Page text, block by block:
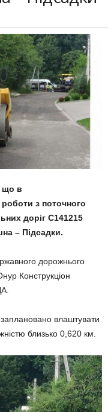
що в
з поточного
доріг С141215
– Підсадки.
дорожнього
Конструкціон
влаштувати
близько 0,620 км.